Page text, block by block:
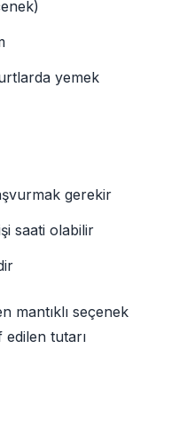
yemek
gerekir
saati olabilir
mantıklı seçenek
tutarı